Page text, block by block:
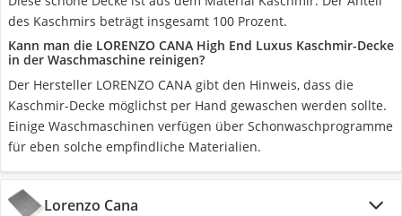
des Kaschmirs beträgt insgesamt 100 Prozent.
Kann man die LORENZO CANA High End Luxus Kaschmir-Decke
in der Waschmaschine reinigen?
Der Hersteller LORENZO CANA gibt den Hinweis, dass die
Kaschmir-Decke möglichst per Hand gewaschen werden sollte.
Einige Waschmaschinen verfügen über Schonwaschprogramme
für eben solche empfindliche Materialien.
Lorenzo Cana